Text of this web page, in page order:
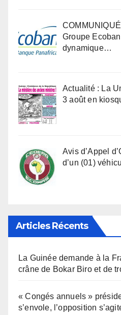
Groupe
dynamique…
Actualité : La
3 août en
Avis d’Appel
d’un (01)
Articles Récents
La Guinée demande à la
crâne de Bokar Biro et de
« Congés annuels »
s’envole, l’opposition